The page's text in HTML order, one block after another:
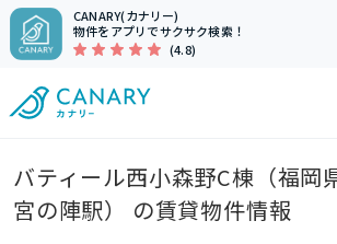
CANARY(カナリー)
物件をアプリでサクサク検索！
(4.8)
バティール西小森野C棟（福岡
宮の陣駅） の賃貸物件情報